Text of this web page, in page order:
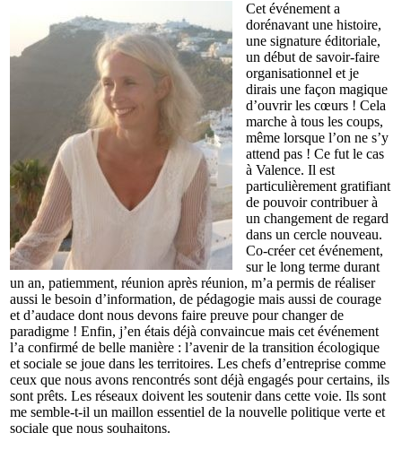
Cet événement a
dorénavant une histoire,
une signature éditoriale,
un début de savoir-faire
organisationnel et je
dirais une façon magique
d’ouvrir les cœurs ! Cela
marche à tous les coups,
même lorsque l’on ne s’y
attend pas ! Ce fut le cas
à Valence. Il est
particulièrement gratifiant
de pouvoir contribuer à
un changement de regard
dans un cercle nouveau.
Co-créer cet événement,
sur le long terme durant
un an, patiemment, réunion après réunion, m’a permis de réaliser
aussi le besoin d’information, de pédagogie mais aussi de courage
et d’audace dont nous devons faire preuve pour changer de
paradigme ! Enfin, j’en étais déjà convaincue mais cet événement
l’a confirmé de belle manière : l’avenir de la transition écologique
et sociale se joue dans les territoires. Les chefs d’entreprise comme
ceux que nous avons rencontrés sont déjà engagés pour certains, ils
sont prêts. Les réseaux doivent les soutenir dans cette voie. Ils sont
me semble-t-il un maillon essentiel de la nouvelle politique verte et
sociale que nous souhaitons.